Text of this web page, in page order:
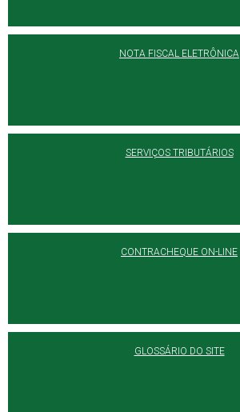
NOTA FISCAL ELETRÔNICA
SERVIÇOS TRIBUTÁRIOS
CONTRACHEQUE ON-LINE
GLOSSÁRIO DO SITE